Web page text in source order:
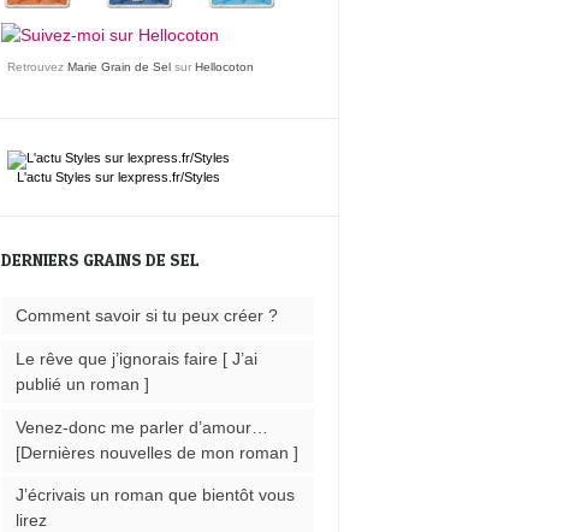
Retrouvez Marie Grain de Sel sur Hellocoton
L'actu Styles sur lexpress.fr/Styles
DERNIERS GRAINS DE SEL
Comment savoir si tu peux créer ?
Le rêve que j’ignorais faire [ J’ai
publié un roman ]
Venez-donc me parler d’amour…
[Dernières nouvelles de mon roman ]
J’écrivais un roman que bientôt vous
lirez